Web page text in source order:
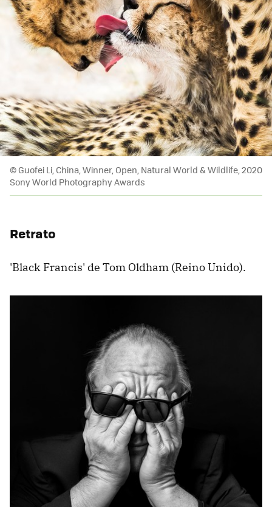
© Guofei Li, China, Winner, Open, Natural World & Wildlife, 2020
Sony World Photography Awards
Retrato
'Black Francis' de Tom Oldham (Reino Unido).